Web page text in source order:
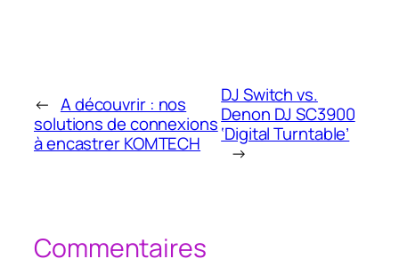
← A découvrir : nos
solutions de connexions
à encastrer KOMTECH
DJ Switch vs.
Denon DJ SC3900
‘Digital Turntable’
→
Commentaires